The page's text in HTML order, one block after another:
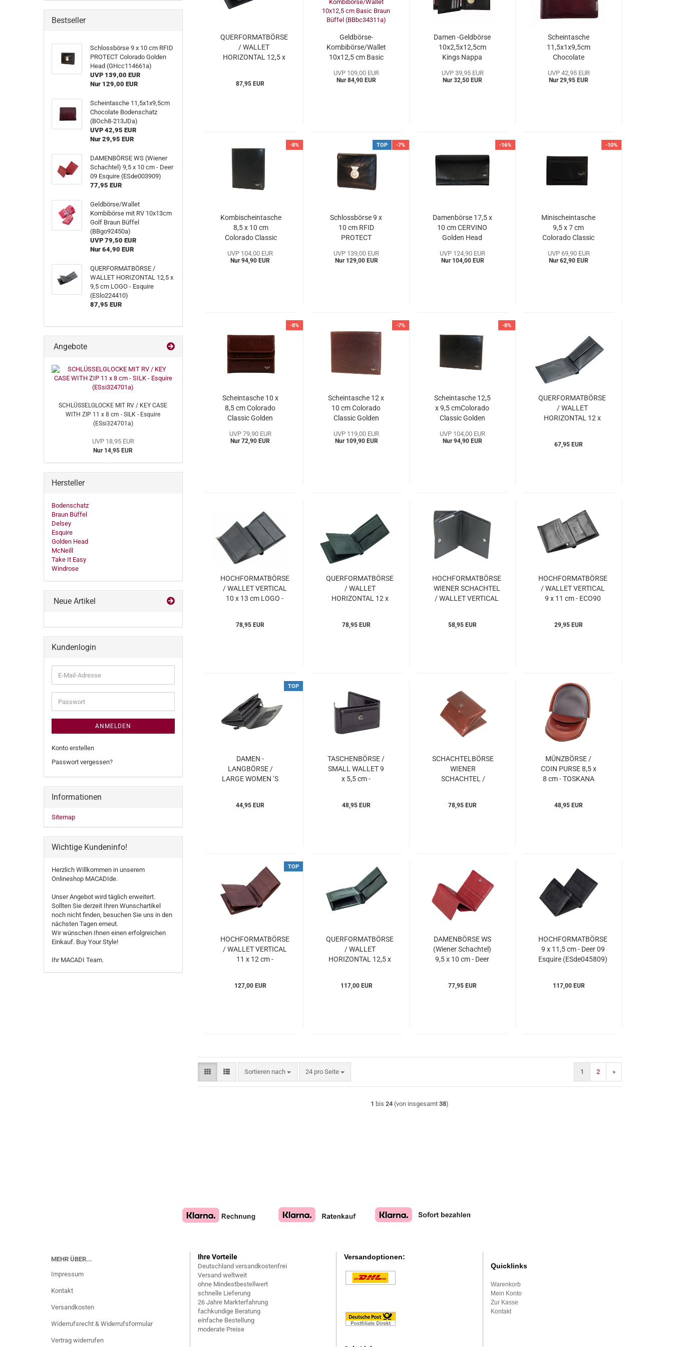
QUERFORMATBÖRSE
/ WALLET
HORIZONTAL 12,5 x
87,95 EUR
Geldbörse-
Kombibörse/Wallet
10x12,5 cm Basic
(BBbc34311a)
UVP 109,00 EUR
Nur 84,90 EUR
Damen -Geldbörse
10x2,5x12,5cm
Kings Nappa
(BOkn8-712KNa)
UVP 39,95 EUR
Nur 32,50 EUR
Scheintasche
11,5x1x9,5cm
Chocolate
(BOch8-213JDa)
UVP 42,95 EUR
Nur 29,95 EUR
-8%
Kombischeintasche
8,5 x 10 cm
Colorado Classic
(GHcc111905s)
UVP 104,00 EUR
Nur 94,90 EUR
TOP -7%
Schlossbörse 9 x
10 cm RFID
PROTECT
Head
UVP 139,00 EUR
Nur 129,00 EUR
-16%
Damenbörse 17,5 x
10 cm CERVINO
Golden Head
UVP 124,90 EUR
Nur 104,00 EUR
-10%
Minischeintasche
9,5 x 7 cm
Colorado Classic
(GHcc131405a)
UVP 69,90 EUR
Nur 62,90 EUR
-8%
Scheintasche 10 x
8,5 cm Colorado
Classic Golden
(GHcc117605a)
UVP 79,90 EUR
Nur 72,90 EUR
-7%
Scheintasche 12 x
10 cm Colorado
Classic Golden
(GHcc112505a)
UVP 119,00 EUR
Nur 109,90 EUR
-8%
Scheintasche 12,5
x 9,5 cmColorado
Classic Golden
(GHcc115405a)
UVP 104,00 EUR
Nur 94,90 EUR
QUERFORMATBÖRSE
/ WALLET
HORIZONTAL 12 x
67,95 EUR
HOCHFORMATBÖRSE
/ WALLET VERTICAL
10 x 13 cm LOGO -
78,95 EUR
QUERFORMATBÖRSE
/ WALLET
HORIZONTAL 12 x
78,95 EUR
HOCHFORMATBÖRSE
WIENER SCHACHTEL
/ WALLET VERTICAL
58,95 EUR
HOCHFORMATBÖRSE
/ WALLET VERTICAL
9 x 11 cm - ECO90
29,95 EUR
TOP
DAMEN -
LANGBÖRSE /
LARGE WOMEN ’S
Esquire
44,95 EUR
TASCHENBÖRSE /
SMALL WALLET 9
x 5,5 cm -
48,95 EUR
SCHACHTELBÖRSE
WIENER
SCHACHTEL /
TOSKANA Esquire
78,95 EUR
MÜNZBÖRSE /
COIN PURSE 8,5 x
8 cm - TOSKANA
48,95 EUR
TOP
HOCHFORMATBÖRSE
/ WALLET VERTICAL
11 x 12 cm -
127,00 EUR
QUERFORMATBÖRSE
/ WALLET
HORIZONTAL 12,5 x
(ESto228248)
117,00 EUR
DAMENBÖRSE WS
(Wiener Schachtel)
9,5 x 10 cm - Deer
77,95 EUR
HOCHFORMATBÖRSE
9 x 11,5 cm - Deer 09
Esquire (ESde045809)
117,00 EUR
Sortieren nach
Sortieren nach 24 pro Seite
pro Seite 1 2 »
1 bis24 (von insgesamt38)
Bestseller
Schlossbörse 9 x 10 cm RFID
PROTECT Colorado Golden
Head (GHcc114661a)
UVP 139,00 EUR
Nur 129,00 EUR
Scheintasche 11,5x1x9,5cm
Chocolate Bodenschatz
(BOch8-213JDa)
UVP 42,95 EUR
Nur 29,95 EUR
DAMENBÖRSE WS (Wiener
Schachtel) 9,5 x 10 cm - Deer
09 Esquire (ESde003909)
77,95 EUR
Geldbörse/Wallet
Kombibörse mit RV 10x13cm
Golf Braun Büffel
(BBgo92450a)
UVP 79,50 EUR
Nur 64,90 EUR
QUERFORMATBÖRSE /
WALLET HORIZONTAL 12,5 x
9,5 cm LOGO - Esquire
(ESlo224410)
87,95 EUR
Angebote
SCHLÜSSELGLOCKE MIT RV / KEY CASE
WITH ZIP 11 x 8 cm - SILK - Esquire
(ESsi324701a)
UVP 18,95 EUR
Nur 14,95 EUR
Hersteller
Bodenschatz
Braun Büffel
Delsey
Esquire
Golden Head
McNeill
Take It Easy
Windrose
Neue Artikel
Kundenlogin
E-
Mail-
Adresse
Passwort
ANMELDEN
Konto erstellen
Passwort vergessen?
Informationen
Sitemap
Wichtige Kundeninfo!
Herzlich Willkommen in unserem
Onlineshop MACADIde.
Unser Angebot wird täglich erweitert.
Sollten Sie derzeit Ihren Wunschartikel
noch nicht finden, besuchen Sie uns in den
nächsten Tagen erneut.
Wir wünschen Ihnen einen erfolgreichen
Einkauf. Buy Your Style!
Ihr MACADI Team.
MEHR ÜBER...
Impressum
Kontakt
Versandkosten
Widerrufsrecht & Widerrufsformular
Vertrag widerrufen
Ihre Vorteile
Deutschland versandkostenfrei
Versand weltweit
ohne Mindestbestellwert
schnelle Lieferung
26 Jahre Markterfahrung
fachkundige Beratung
einfache Bestellung
moderate Preise
Versandoptionen:
Quicklinks
Warenkorb
Mein Konto
Zur Kasse
Kontakt